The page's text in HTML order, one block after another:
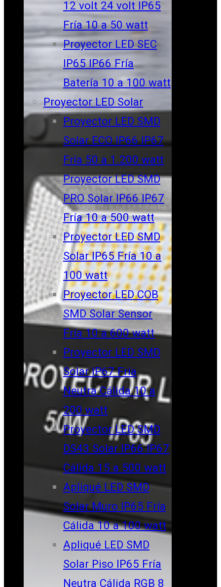
12 volt 24 volt IP65
Fría 10 a 50 watt
Proyector LED SEC
IP65 IP66 Fría
Batería 10 a 100 watt
Proyector LED Solar
Proyector LED SMD
Solar ECO IP66 IP67
Fría 50 a 1.200 watt
Proyector LED SMD
PRO Solar IP66 IP67
Fría 10 a 500 watt
Proyector LED SMD
Solar IP65 Fría 10 a
100 watt
Proyector LED COB
SMD Solar Sensor
Fría 10 a 600 watt
Proyector LED SMD
Solar IP67 Fría
Neutra Cálida 10 a
200 watt
Proyector LED SMD
DS43 Solar IP66 IP67
Cálida 15 a 500 watt
Apliqué LED SMD
Solar Muro IP65 Fría
Cálida 10 a 100 watt
Apliqué LED SMD
Solar Piso IP65 Fría
Neutra Cálida RGB 8